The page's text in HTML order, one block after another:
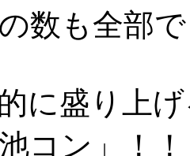
数も全部
に盛り上
コン」！